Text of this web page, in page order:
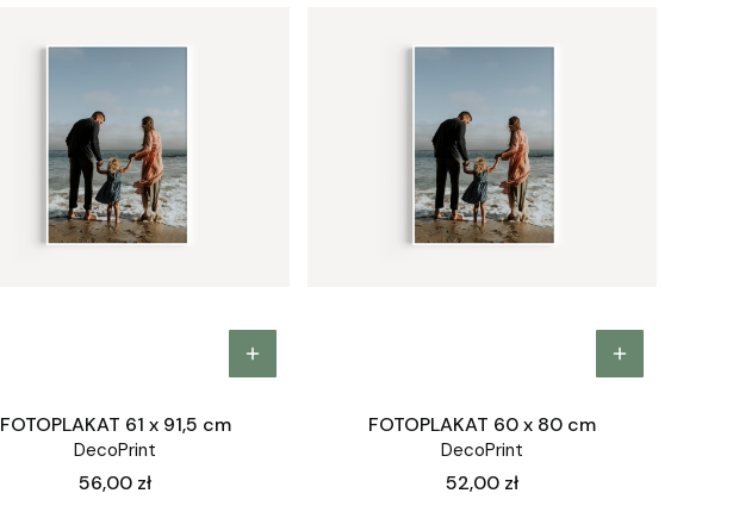
FOTOPLAKAT 61 x 91,5 cm
DecoPrint
Cena
56,00 zł
FOTOPLAKAT 60 x 80 cm
DecoPrint
Cena
52,00 zł